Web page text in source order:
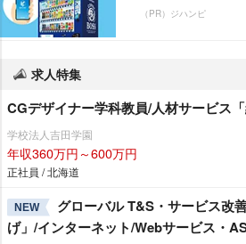
（PR）ジハンピ
求人特集
CGデザイナー学科教員/人材サービス「
学校法人吉田学園
年収360万円～600万円
正社員 / 北海道
NEW
グローバル T&S・サービス改
げ」/インターネット/Webサービス・